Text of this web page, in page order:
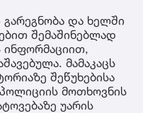
გარეგნობა და ხელში
შემაშინებლად
ინფორმაციით,
მამაკაცს
შეწუხებისა
მოთხოვნის
უარის